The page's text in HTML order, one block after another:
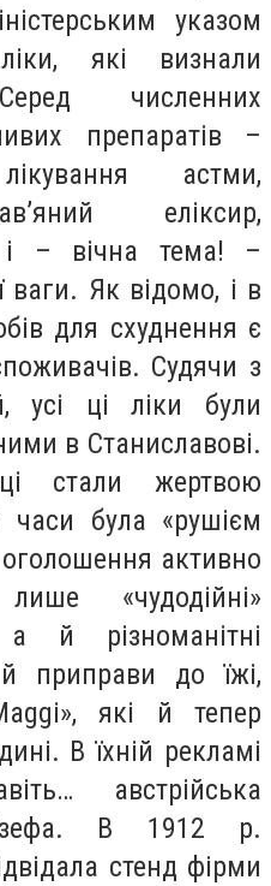
указом
які визнали
численних
препаратів –
астми,
еліксир,
і – вічна тема! –
ваги. Як відомо, і в
для схуднення є
Судячи з
усі ці ліки були
в Станиславові.
стали жертвою
була «рушієм
активно
«чудодійні»
а й різноманітні
приправи до їжі,
які й тепер
В їхній рекламі
австрійська
В 1912 р.
стенд фірми